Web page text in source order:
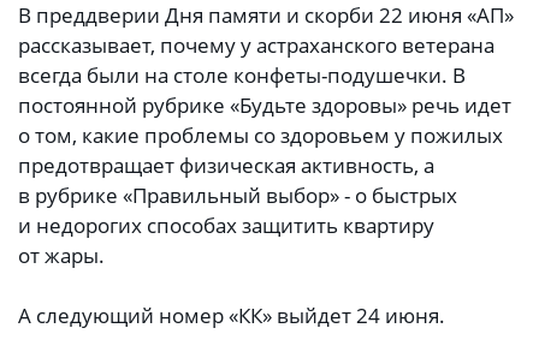
В преддверии Дня памяти и скорби 22 июня «АП»
рассказывает, почему у астраханского ветерана
всегда были на столе конфеты-подушечки. В
постоянной рубрике «Будьте здоровы» речь идет
о том, какие проблемы со здоровьем у пожилых
предотвращает физическая активность, а
в рубрике «Правильный выбор» - о быстрых
и недорогих способах защитить квартиру
от жары.
А следующий номер «КК» выйдет 24 июня.